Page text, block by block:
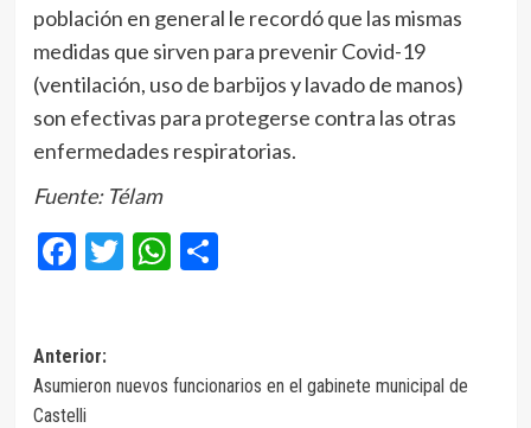
población en general le recordó que las mismas
medidas que sirven para prevenir Covid-19
(ventilación, uso de barbijos y lavado de manos)
son efectivas para protegerse contra las otras
enfermedades respiratorias.
Fuente: Télam
Facebook
Twitter
WhatsApp
Compartir
Navegación
de
Anterior:
Asumieron nuevos funcionarios en el gabinete municipal de
Castelli